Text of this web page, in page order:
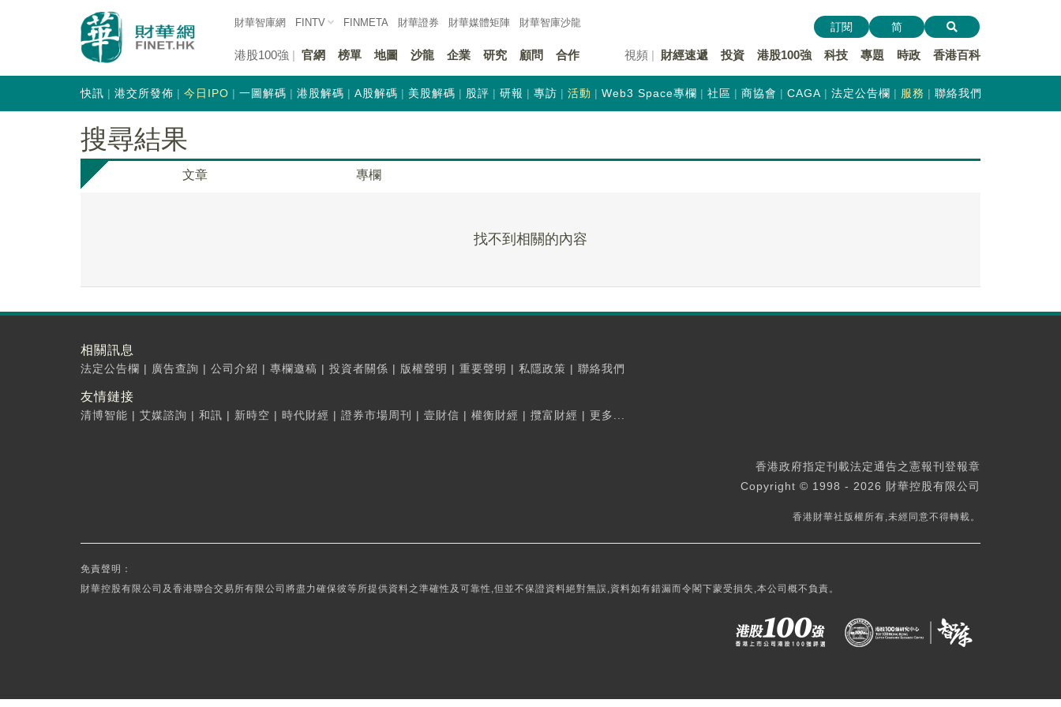
財華智庫網 FINTV FINMETA 財華證券 財華媒體矩陣 財華智庫沙龍
港股100強 官網 榜單 地圖 沙龍 企業 研究 顧問 合作 視頻 財經速遞 投資 港股100強 科技 專題 時政 香港百科
訂閱 简
快訊 港交所發佈 今日IPO 一圖解碼 港股解碼 A股解碼 美股解碼 股評 研報 專訪 活動 Web3 Space專欄 社區 商協會 CAGA 法定公告欄 服務 聯絡我們
搜尋結果
文章 專欄
找不到相關的內容
相關訊息
法定公告欄 | 廣告查詢 | 公司介紹 | 專欄邀稿 | 投資者關係 | 版權聲明 | 重要聲明 | 私隱政策 | 聯絡我們
友情鏈接
清博智能 | 艾媒諮詢 | 和訊 | 新時空 | 時代財經 | 證券市場周刊 | 壹財信 | 權衡財經 | 攬富財經 | 更多...
香港政府指定刊載法定通告之憲報刊登報章
Copyright © 1998 - 2026 財華控股有限公司
香港財華社版權所有,未經同意不得轉載。
免責聲明：
財華控股有限公司及香港聯合交易所有限公司將盡力確保彼等所提供資料之準確性及可靠性,但並不保證資料絕對無誤,資料如有錯漏而令閣下蒙受損失,本公司概不負責。